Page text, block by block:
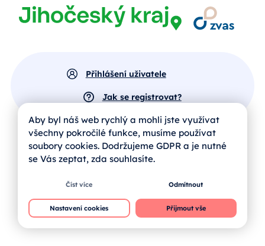
Přihlášení uživatele
Jak se registrovat?
Aby byl náš web rychlý a mohli jste využívat
všechny pokročilé funkce, musíme používat
soubory cookies. Dodržujeme GDPR a je nutné
se Vás zeptat, zda souhlasíte.
Číst více Odmítnout
Nastavení cookies Přijmout vše